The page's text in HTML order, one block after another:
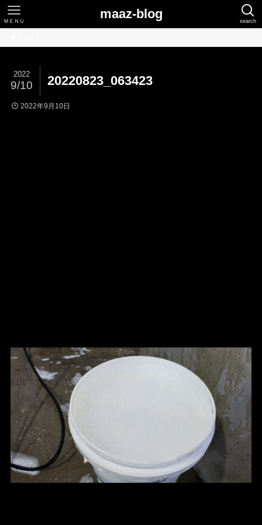
maaz-blog search
ＭＥＮＵ
20220823_063423
2022
9/10
2022年9月10日